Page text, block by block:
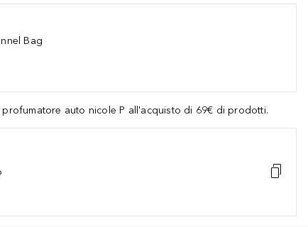
Bag
profumatore auto nicole P all'acquisto di 69€ di prodotti.